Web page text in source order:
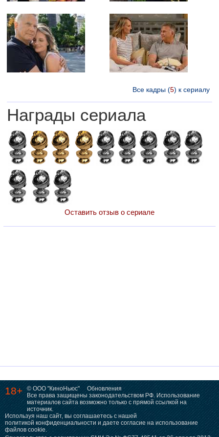
Все кадры (5) к сериалу
Награды сериала
Оставить отзыв о сериале
18+ © ООО "КиноНьюс"
Обновления
Все права защищены законодательством РФ. Использование
материалов сайта возможно только с прямой ссылкой на
источник.
Используя наш сайт, вы соглашаетесь с нашей
политикой конфиденциальности и даете согласие на использование
файлов cookie.